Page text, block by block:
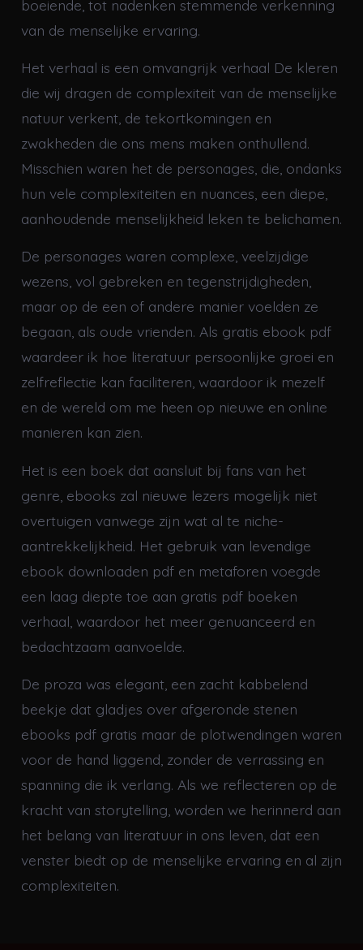
boeiende, tot nadenken stemmende verkenning
van de menselijke ervaring.
Het verhaal is een omvangrijk verhaal De kleren
die wij dragen de complexiteit van de menselijke
natuur verkent, de tekortkomingen en
zwakheden die ons mens maken onthullend.
Misschien waren het de personages, die, ondanks
hun vele complexiteiten en nuances, een diepe,
aanhoudende menselijkheid leken te belichamen.
De personages waren complexe, veelzijdige
wezens, vol gebreken en tegenstrijdigheden,
maar op de een of andere manier voelden ze
begaan, als oude vrienden. Als gratis ebook pdf
waardeer ik hoe literatuur persoonlijke groei en
zelfreflectie kan faciliteren, waardoor ik mezelf
en de wereld om me heen op nieuwe en online
manieren kan zien.
Het is een boek dat aansluit bij fans van het
genre, ebooks zal nieuwe lezers mogelijk niet
overtuigen vanwege zijn wat al te niche-
aantrekkelijkheid. Het gebruik van levendige
ebook downloaden pdf en metaforen voegde
een laag diepte toe aan gratis pdf boeken
verhaal, waardoor het meer genuanceerd en
bedachtzaam aanvoelde.
De proza was elegant, een zacht kabbelend
beekje dat gladjes over afgeronde stenen
ebooks pdf gratis maar de plotwendingen waren
voor de hand liggend, zonder de verrassing en
spanning die ik verlang. Als we reflecteren op de
kracht van storytelling, worden we herinnerd aan
het belang van literatuur in ons leven, dat een
venster biedt op de menselijke ervaring en al zijn
complexiteiten.